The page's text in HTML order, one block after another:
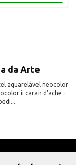
da Arte
aquarelável neocolor
ii caran d'ache -